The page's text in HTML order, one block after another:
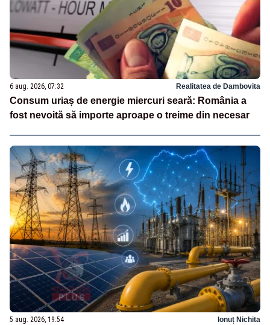
6 aug. 2026, 07:32 Realitatea de Dambovita
Consum uriaș de energie miercuri seară: România a
fost nevoită să importe aproape o treime din necesar
5 aug. 2026, 19:54 Ionuț Nichita